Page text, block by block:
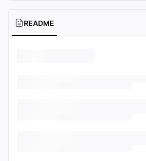
README